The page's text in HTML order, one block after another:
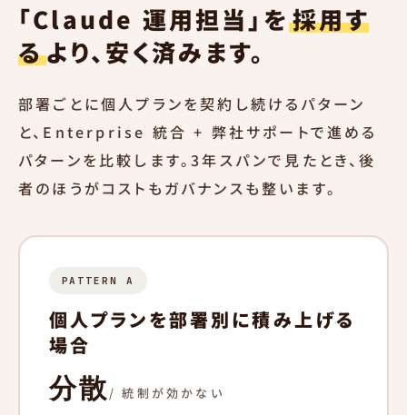
「Claude 運用担当」を 採用す
るより、安く済みます。
部署ごとに個人プランを契約し続けるパターン
と、Enterprise 統合 + 弊社サポートで進める
パターンを比較します。3年スパンで見たとき、後
者のほうがコストもガバナンスも整います。
PATTERN A
個人プランを部署別に積み上げる
場合
分散/ 統制が効かない